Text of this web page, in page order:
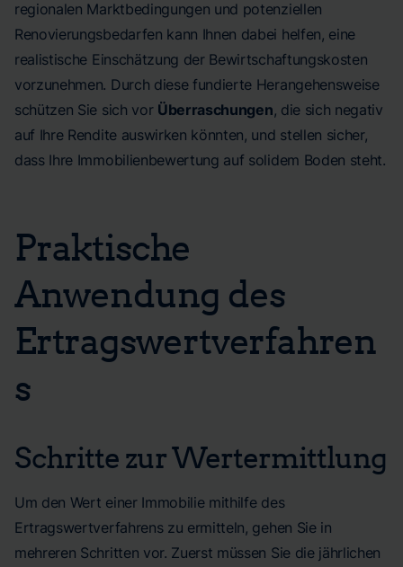
regionalen Marktbedingungen und potenziellen
Renovierungsbedarfen kann Ihnen dabei helfen, eine
realistische Einschätzung der Bewirtschaftungskosten
vorzunehmen. Durch diese fundierte Herangehensweise
schützen Sie sich vor Überraschungen, die sich negativ
auf Ihre Rendite auswirken könnten, und stellen sicher,
dass Ihre Immobilienbewertung auf solidem Boden steht.
Praktische
Anwendung des
Ertragswertverfahren
s
Schritte zur Wertermittlung
Um den Wert einer Immobilie mithilfe des
Ertragswertverfahrens zu ermitteln, gehen Sie in
mehreren Schritten vor. Zuerst müssen Sie die jährlichen